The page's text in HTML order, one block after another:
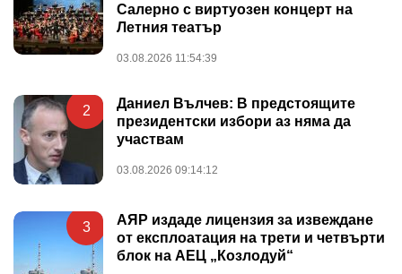
Салерно с виртуозен концерт на
Летния театър
03.08.2026 11:54:39
2
Даниел Вълчев: В предстоящите
президентски избори аз няма да
участвам
03.08.2026 09:14:12
3
АЯР издаде лицензия за извеждане
от експлоатация на трети и четвърти
блок на АЕЦ „Козлодуй“